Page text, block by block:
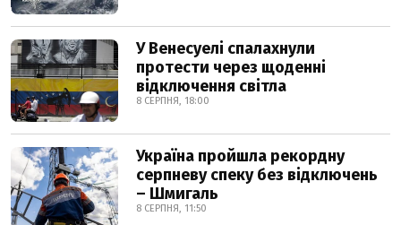
У Венесуелі спалахнули
протести через щоденні
відключення світла
8 СЕРПНЯ, 18:00
Україна пройшла рекордну
серпневу спеку без відключень
– Шмигаль
8 СЕРПНЯ, 11:50